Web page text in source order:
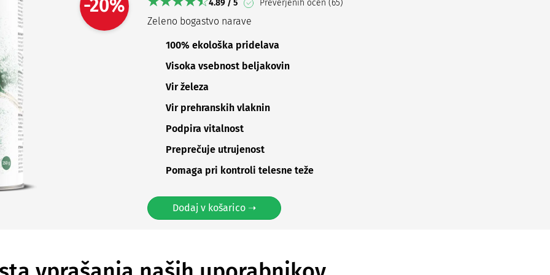
-20% 4.89 / 5 Preverjenih ocen (65)
Zeleno bogastvo narave
100% ekološka pridelava
Visoka vsebnost beljakovin
Vir železa
Vir prehranskih vlaknin
Podpira vitalnost
Preprečuje utrujenost
Pomaga pri kontroli telesne teže
Dodaj v košarico ➝